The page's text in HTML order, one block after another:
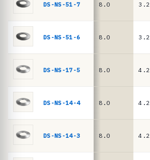
e
e
p
l
DS-NS-51-7 8.0 3.2
DS-NS-51-6 8.0 3.2
DS-NS-17-5 8.0 4.2
DS-NS-14-4 8.0 4.2
DS-NS-14-3 8.0 4.2